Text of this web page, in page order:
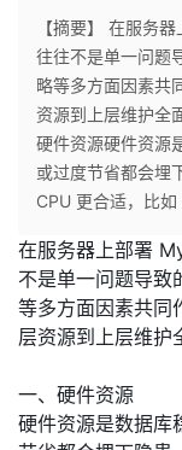
个
人
主
页
我
的
开
发
我
我
的
开
者
我
的
我
支
【摘要】 在服务
往往不是单一问题
略等多方面因素共
资源到上层维护全
硬件资源​硬件资源
或过度节省都会埋
CPU 更合适，比
在服务器上部署
不是单一问题导致
等多方面因素共同
层资源到上层维护
一、硬件资源
硬件资源是数据库